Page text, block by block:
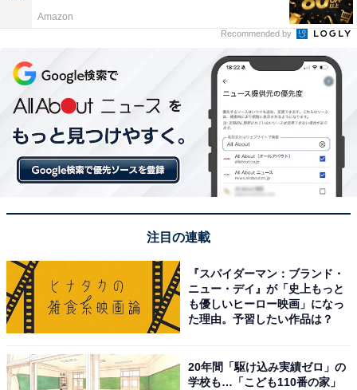
Amazon
Recommended by
注目の連載
『スパイダーマン：ブランド・
ニュー・デイ』が「史上もっと
も優しいヒーロー映画」になっ
た理由。予習したい作品は？
20年間「駆け込み実績ゼロ」の
学校も…「こども110番の家」